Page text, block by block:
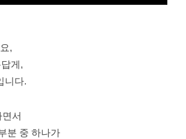
,
게,
니다.
서
분 중 하나가